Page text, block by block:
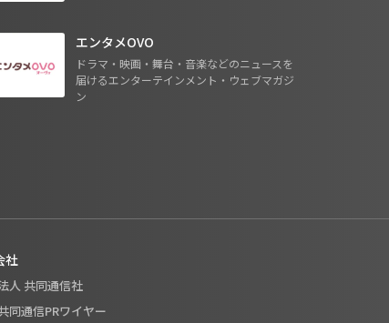
エンタメOVO
ドラマ・映画・舞台・音楽などのニュースを
届けるエンターテインメント・ウェブマガジ
ン
社
人 共同通信社
同通信PRワイヤー